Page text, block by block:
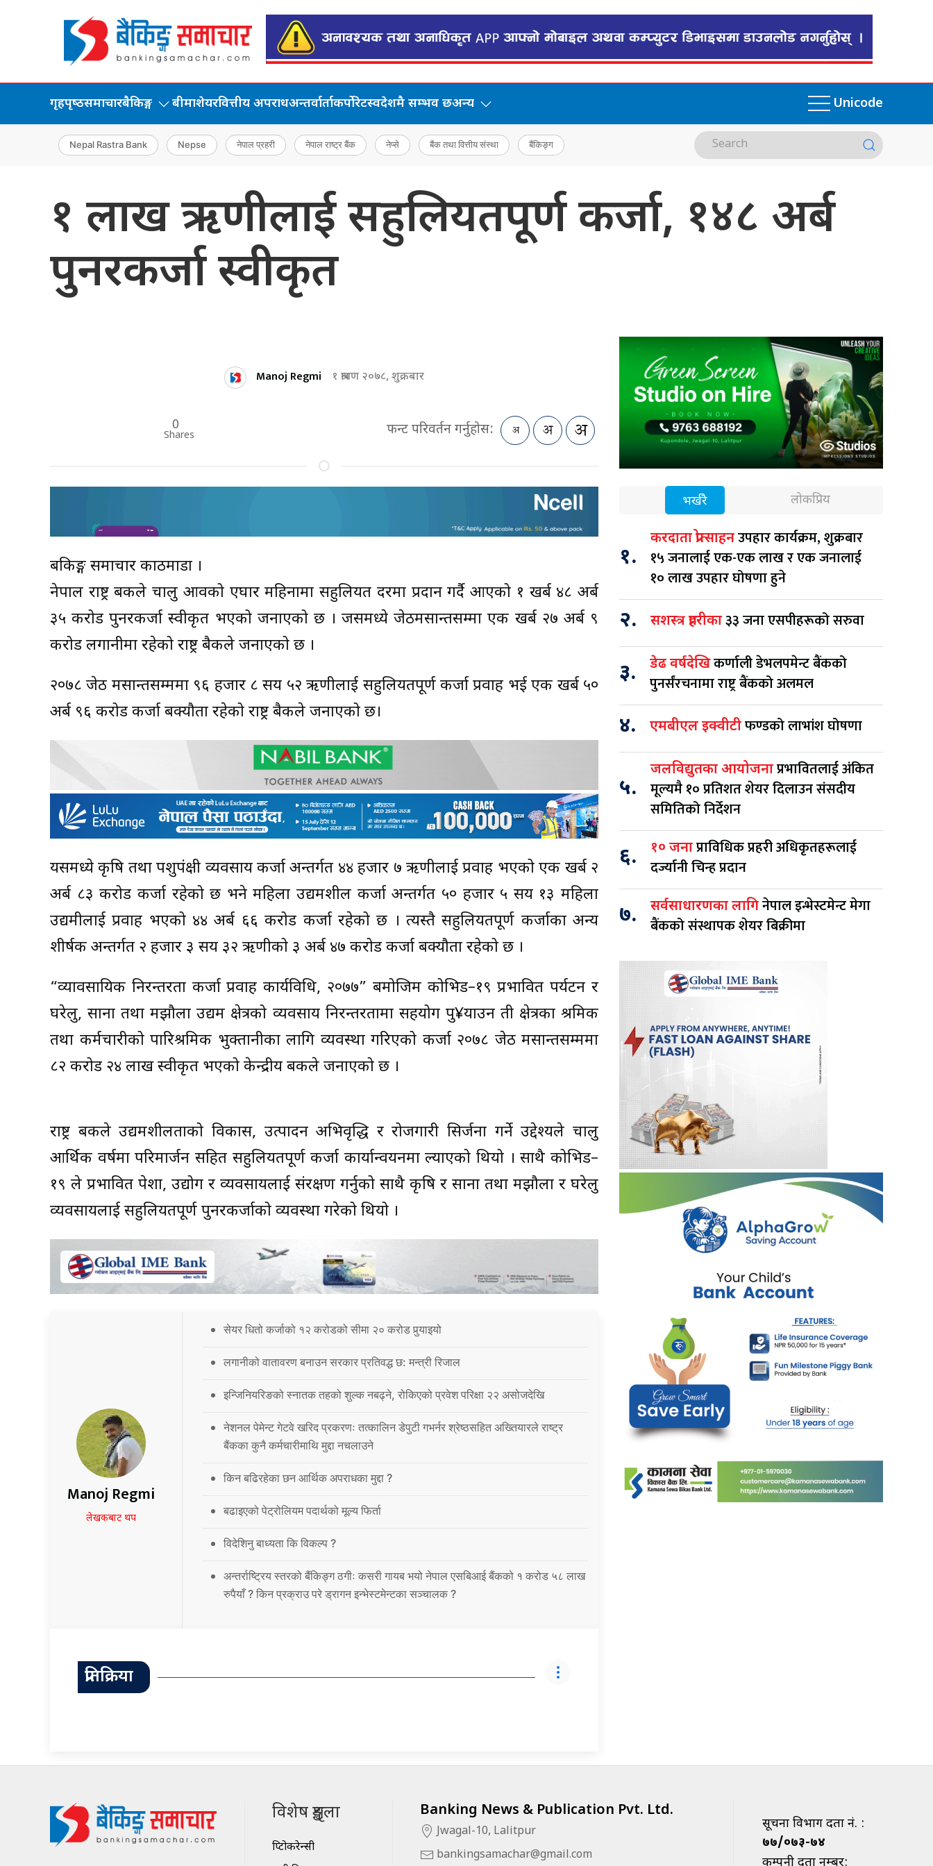
गृहपृष्‍ठसमाचारबैकिङ्ग बीमाशेयरवित्तीय अपराधअन्तर्वार्ताकर्पोरेटस्वदेशमै सम्भव छअन्य Unicode
Nepal Rastra Bank Nepse नेपाल प्रहरी नेपाल राष्ट्र बैंक नेप्से बैंक तथा वित्तीय संस्था बैंकिङ्ग
१ लाख ऋणीलाई सहुलियतपूर्ण कर्जा, १४८ अर्ब
पुनरकर्जा स्वीकृत
Manoj Regmi १ श्रावण २०७८, शुक्रबार
0
Shares फन्ट परिवर्तन गर्नुहोस:
बैंकिङ्ग समाचार काठमाडौं ।
नेपाल राष्ट्र बैंकले चालु आवको एघार महिनामा सहुलियत दरमा प्रदान गर्दै आएको १ खर्ब ४८ अर्ब
३५ करोड पुनरकर्जा स्वीकृत भएको जनाएको छ । जसमध्ये जेठमसान्तसम्मा एक खर्ब २७ अर्ब ९
करोड लगानीमा रहेको राष्ट्र बैकले जनाएको छ ।
२०७८ जेठ मसान्तसम्ममा ९६ हजार ८ सय ५२ ऋणीलाई सहुलियतपूर्ण कर्जा प्रवाह भई एक खर्ब ५०
अर्ब ९६ करोड कर्जा बक्यौता रहेको राष्ट्र बैकले जनाएको छ।
यसमध्ये कृषि तथा पशुपंक्षी व्यवसाय कर्जा अन्तर्गत ४४ हजार ७ ऋणीलाई प्रवाह भएको एक खर्ब २
अर्ब ८३ करोड कर्जा रहेको छ भने महिला उद्यमशील कर्जा अन्तर्गत ५० हजार ५ सय १३ महिला
उद्यमीलाई प्रवाह भएको ४४ अर्ब ६६ करोड कर्जा रहेको छ । त्यस्तै सहुलियतपूर्ण कर्जाका अन्य
शीर्षक अन्तर्गत २ हजार ३ सय ३२ ऋणीको ३ अर्ब ४७ करोड कर्जा बक्यौता रहेको छ ।
“व्यावसायिक निरन्तरता कर्जा प्रवाह कार्यविधि, २०७७” बमोजिम कोभिड–१९ प्रभावित पर्यटन र
घरेलु, साना तथा मझौला उद्यम क्षेत्रको व्यवसाय निरन्तरतामा सहयोग पु¥याउन ती क्षेत्रका श्रमिक
तथा कर्मचारीको पारिश्रमिक भुक्तानीका लागि व्यवस्था गरिएको कर्जा २०७८ जेठ मसान्तसम्ममा
८२ करोड २४ लाख स्वीकृत भएको केन्द्रीय बैंकले जनाएको छ ।
राष्ट्र बैंकले उद्यमशीलताको विकास, उत्पादन अभिवृद्धि र रोजगारी सिर्जना गर्ने उद्देश्यले चालु
आर्थिक वर्षमा परिमार्जन सहित सहुलियतपूर्ण कर्जा कार्यान्वयनमा ल्याएको थियो । साथै कोभिड–
१९ ले प्रभावित पेशा, उद्योग र व्यवसायलाई संरक्षण गर्नुको साथै कृषि र साना तथा मझौला र घरेलु
व्यवसायलाई सहुलियतपूर्ण पुनरकर्जाको व्यवस्था गरेको थियो ।
Manoj Regmi
लेखकबाट थप
सेयर धितो कर्जाको १२ करोडको सीमा २० करोड पुर्‍याइयो
लगानीको वातावरण बनाउन सरकार प्रतिवद्ध छ: मन्त्री रिजाल
इन्जिनियरिङको स्नातक तहको शुल्क नबढ्ने, रोकिएको प्रवेश परिक्षा २२ असोजदेखि
नेशनल पेमेन्ट गेटवे खरिद प्रकरणः तत्कालिन डेपुटी गभर्नर श्रेष्ठसहित अख्तियारले राष्ट्र
बैंकका कुनै कर्मचारीमाथि मुद्दा नचलाउने
किन बढिरहेका छन आर्थिक अपराधका मुद्दा ?
बढाइएको पेट्रोलियम पदार्थको मूल्य फिर्ता
विदेशिनु बाध्यता कि विकल्प ?
अन्तर्राष्ट्रिय स्तरको बैंकिङ्ग ठगीः कसरी गायब भयो नेपाल एसबिआई बैंकको १ करोड ५८ लाख
रुपैयाँ ? किन प्रक्राउ परे ड्रागन इन्भेस्टमेन्टका सञ्चालक ?
प्रतिक्रिया
भर्खरै लोकप्रिय
१.
करदाता प्रोत्साहनउपहार कार्यक्रम, शुक्रबार
१५ जनालाई एक-एक लाख र एक जनालाई
१० लाख उपहार घोषणा हुने
२. सशस्त्र प्रहरीका३३ जना एसपीहरूको सरुवा
३. डेढ वर्षदेखिकर्णाली डेभलपमेन्ट बैंकको
पुनर्संरचनामा राष्ट्र बैंकको अलमल
४. एमबीएल इक्वीटीफण्डको लाभांश घोषणा
५.
जलविद्युतका आयोजनाप्रभावितलाई अंकित
मूल्यमै १० प्रतिशत शेयर दिलाउन संसदीय
समितिको निर्देशन
६. १० जनाप्राविधिक प्रहरी अधिकृतहरूलाई
दर्ज्यानी चिन्ह प्रदान
७. सर्वसाधारणका लागिनेपाल इन्भेस्टमेन्ट मेगा
बैंकको संस्थापक शेयर बिक्रीमा
विशेष शृङ्खला
क्रिप्टोकरेन्सी
Banking News & Publication Pvt. Ltd.
Jwagal-10, Lalitpur
bankingsamachar@gmail.com
सूचना विभाग दर्ता नं. :
७७/०७३-७४